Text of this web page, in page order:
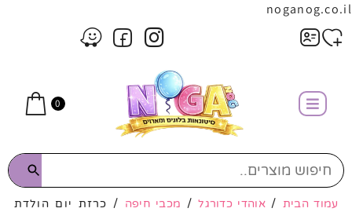
noganog.co.il
0
עמוד הבית /אוהדי כדורגל/ מכבי חיפה / כרזת יום הולדת